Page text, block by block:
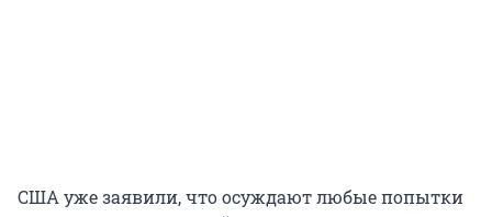
США уже заявили, что осуждают любые попытки